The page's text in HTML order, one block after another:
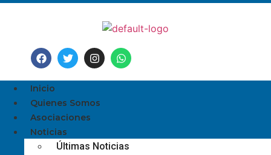
Inicio
Quienes Somos
Asociaciones
Noticias
Últimas Noticias